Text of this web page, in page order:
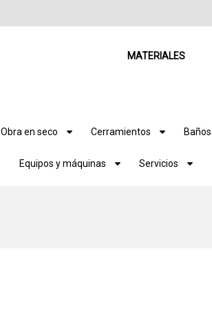
MATERIALES
Obra en seco Cerramientos Baños
Equipos y máquinas Servicios